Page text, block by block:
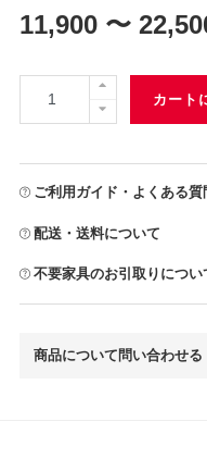
11,900 〜
カート
ご利用ガイド・よくある質
配送・送料について
不要家具のお引取りについ
商品について問い合わせる